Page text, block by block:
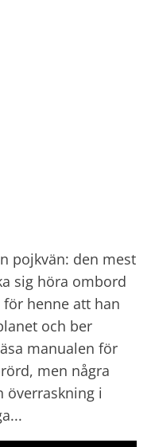
pojkvän: den mest
sig höra ombord
henne att han
och ber
manualen för
men några
överraskning i